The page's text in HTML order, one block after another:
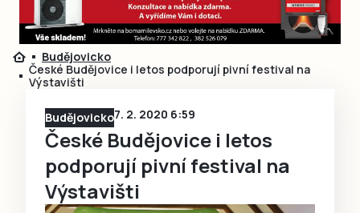
Přihlásit se
Přihlásit se přes Facebook
Čtenáři píší
Speciální přílohy
Budějovicko
České Budějovice i letos podporují pivní festival na
Výstavišti
Budějovicko7. 2. 2020 6:59
České Budějovice i letos
podporují pivní festival na
Výstavišti